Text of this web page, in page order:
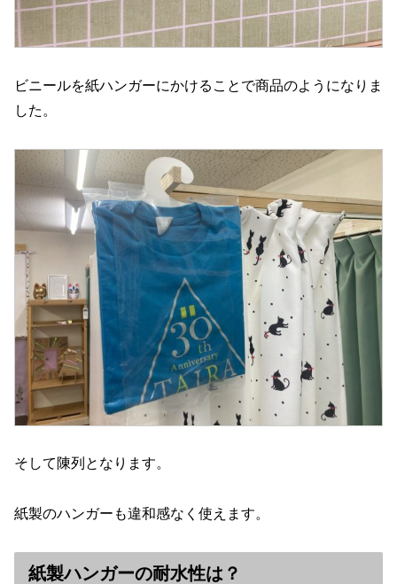
ビニールを紙ハンガーにかけることで商品のようになりま
した。
そして陳列となります。
紙製のハンガーも違和感なく使えます。
紙製ハンガーの耐水性は？